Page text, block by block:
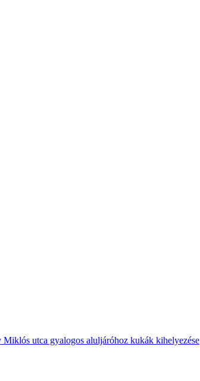
utca gyalogos aluljáróhoz kukák kihelyezése